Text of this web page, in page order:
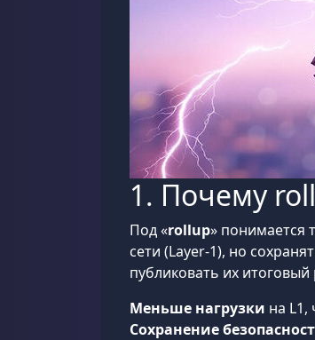
1. Почему
Под «rollup» понимается
сети (Layer-1), но
публиковать их
Меньше нагрузки на L1,
Сохранение